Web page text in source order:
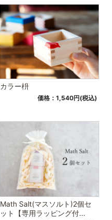
カラー枡
価格：1,540円(税込)
Math Salt(マスソルト)2個セ
ット【専用ラッピング付...